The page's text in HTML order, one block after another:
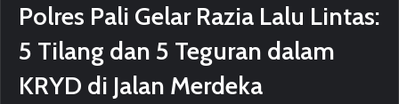
Polres Pali Gelar Razia Lalu Lintas:
5 Tilang dan 5 Teguran dalam
KRYD di Jalan Merdeka